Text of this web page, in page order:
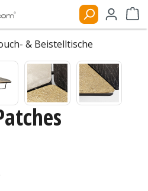
& Beistelltische